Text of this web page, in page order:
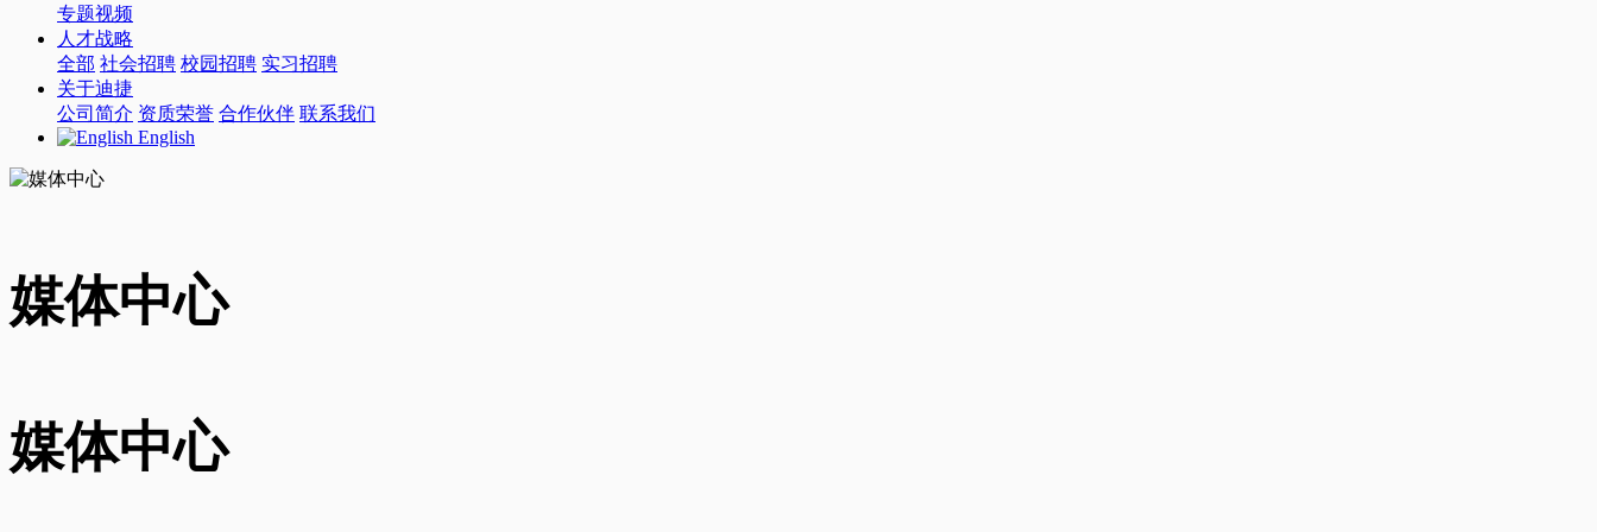
专题视频
人才战略
全部 社会招聘 校园招聘 实习招聘
关于迪捷
公司简介 资质荣誉 合作伙伴 联系我们
English
媒体中心
媒体中心